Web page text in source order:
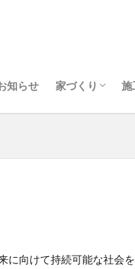
知らせ 家づくり 施
に向けて持続可能な社会